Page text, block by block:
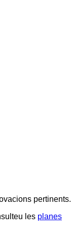
pertinents.
les planes